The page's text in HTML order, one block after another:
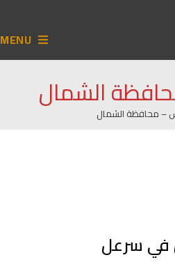
MENU
الشمال
– محافظة الشمال
في سرعل